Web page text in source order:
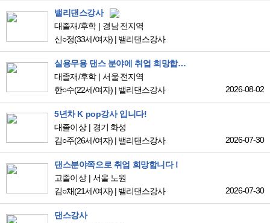
밸리댄스강사
대졸재/후학
경남 전지역
신○정(33세/여자) | 밸리댄스강사
실용무용 댄스 분야에 취업 희망합니다.
대졸재/후학
서울 전지역
한○수(22세/여자) | 밸리댄스강사 2026-08-02
5년차 K pop강사 입니다!
대졸이상
경기 화성
김○주(26세/여자) | 밸리댄스강사 2026-07-30
댄스분야쪽으로 취업 희망합니다 !
고졸이상
서울 노원
김○채(21세/여자) | 밸리댄스강사 2026-07-30
댄스강사